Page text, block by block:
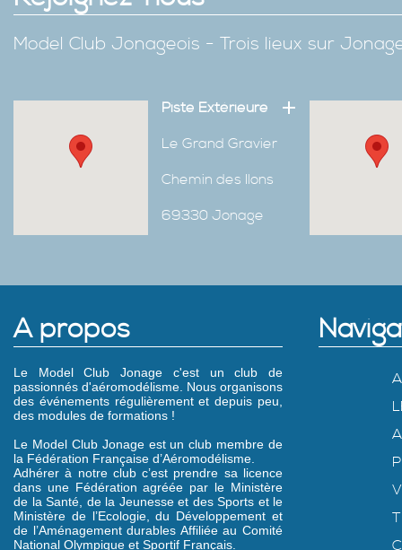
Model Club Jonageois - Trois lieux sur
Piste Extérieure
Le Grand Gravier
Chemin des Ilons
69330 Jonage
A propos
Le Model Club Jonage c'est un club de
passionnés d'aéromodélisme. Nous organisons
des événements régulièrement et depuis peu,
des modules de formations !
Le Model Club Jonage est un club membre de
la Fédération Française d’Aéromodélisme.
Adhérer à notre club c’est prendre sa licence
dans une Fédération agréée par le Ministère
de la Santé, de la Jeunesse et des Sports et le
Ministère de l’Ecologie, du Développement et
de l’Aménagement durables Affiliée au Comité
National Olympique et Sportif Français.